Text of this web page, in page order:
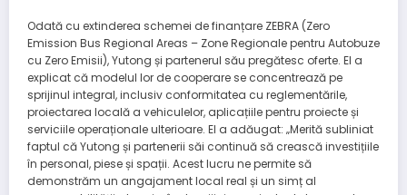
Odată cu extinderea schemei de finanțare ZEBRA (Zero
Emission Bus Regional Areas – Zone Regionale pentru Autobuze
cu Zero Emisii), Yutong și partenerul său pregătesc oferte. El a
explicat că modelul lor de cooperare se concentrează pe
sprijinul integral, inclusiv conformitatea cu reglementările,
proiectarea locală a vehiculelor, aplicațiile pentru proiecte și
serviciile operaționale ulterioare. El a adăugat: „Merită subliniat
faptul că Yutong și partenerii săi continuă să crească investițiile
în personal, piese și spații. Acest lucru ne permite să
demonstrăm un angajament local real și un simț al